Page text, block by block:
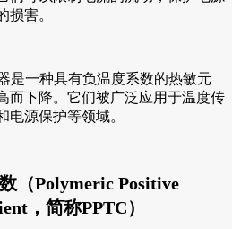
损害。
是一种具有负温度系数的热敏元
而下降。它们被广泛应用于温度传
电源保护等领域。
（Polymeric Positive
，简称PPTC）